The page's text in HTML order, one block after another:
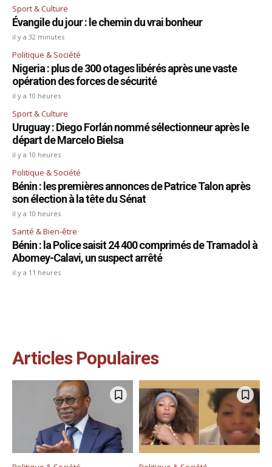
Sport & Culture
Évangile du jour : le chemin du vrai bonheur
il y a 32 minutes
Politique & Société
Nigeria : plus de 300 otages libérés après une vaste
opération des forces de sécurité
il y a 10 heures
Sport & Culture
Uruguay : Diego Forlán nommé sélectionneur après le
départ de Marcelo Bielsa
il y a 10 heures
Politique & Société
Bénin : les premières annonces de Patrice Talon après
son élection à la tête du Sénat
il y a 10 heures
Santé & Bien-être
Bénin : la Police saisit 24 400 comprimés de Tramadol à
Abomey-Calavi, un suspect arrêté
il y a 11 heures
Articles Populaires